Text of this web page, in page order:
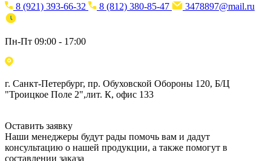
8 (921) 393-66-32
8 (812) 380-85-47 3478897@mail.ru
Пн-Пт 09:00 - 17:00
г. Санкт-Петербург, пр. Обуховской Обороны 120, Б/Ц
"Троицкое Поле 2",лит. К, офис 133
Оставить заявку
Наши менеджеры будут рады помочь вам и дадут
консультацию о нашей продукции, а также помогут в
составлении заказа